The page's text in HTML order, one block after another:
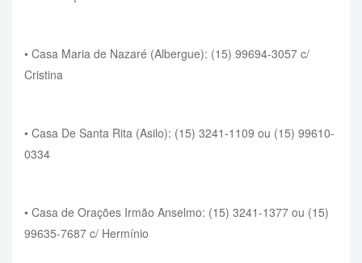
• Casa Maria de Nazaré (Albergue): (15) 99694-3057 c/
Cristina
• Casa De Santa Rita (Asilo): (15) 3241-1109 ou (15) 99610-
0334
• Casa de Orações Irmão Anselmo: (15) 3241-1377 ou (15)
99635-7687 c/ Hermínio